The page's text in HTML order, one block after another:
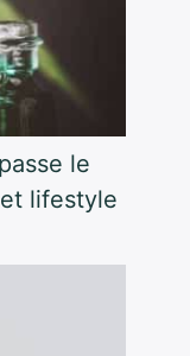
le
lifestyle